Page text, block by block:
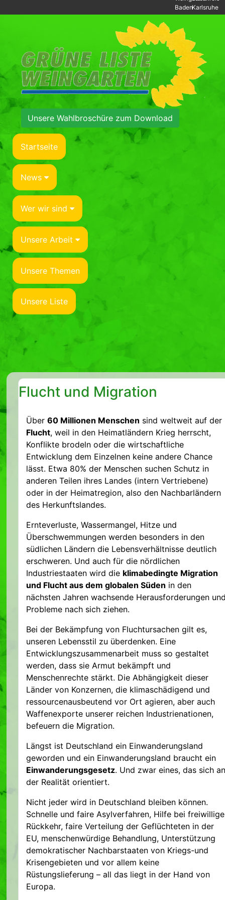
BadenKarlsruhe
Unsere Wahlbroschüre zum Download
Startseite
News
Wer wir sind
Unsere Arbeit
Unsere Themen
Unsere Liste
Flucht und Migration
Über 60 Millionen Menschen sind weltweit auf der
Flucht, weil in den Heimatländern Krieg herrscht,
Konflikte brodeln oder die wirtschaftliche
Entwicklung dem Einzelnen keine andere Chance
lässt. Etwa 80% der Menschen suchen Schutz in
anderen Teilen ihres Landes (intern Vertriebene)
oder in der Heimatregion, also den Nachbarländern
des Herkunftslandes.
Ernteverluste, Wassermangel, Hitze und
Überschwemmungen werden besonders in den
südlichen Ländern die Lebensverhältnisse deutlich
erschweren. Und auch für die nördlichen
Industriestaaten wird die klimabedingte Migration
und Flucht aus dem globalen Süden in den
nächsten Jahren wachsende Herausforderungen
Probleme nach sich ziehen.
Bei der Bekämpfung von Fluchtursachen gilt es,
unseren Lebensstil zu überdenken. Eine
Entwicklungszusammenarbeit muss so gestaltet
werden, dass sie Armut bekämpft und
Menschenrechte stärkt. Die Abhängigkeit dieser
Länder von Konzernen, die klimaschädigend und
ressourcenausbeutend vor Ort agieren, aber auch
Waffenexporte unserer reichen Industrienationen,
befeuern die Migration.
Längst ist Deutschland ein Einwanderungsland
geworden und ein Einwanderungsland braucht ein
Einwanderungsgesetz. Und zwar eines, das sich an
der Realität orientiert.
Nicht jeder wird in Deutschland bleiben können.
Schnelle und faire Asylverfahren, Hilfe bei
Rückkehr, faire Verteilung der Geflüchteten in der
EU, menschenwürdige Behandlung, Unterstützung
demokratischer Nachbarstaaten von Kriegs-und
Krisengebieten und vor allem keine
Rüstungslieferung – all das liegt in der Hand von
Europa.